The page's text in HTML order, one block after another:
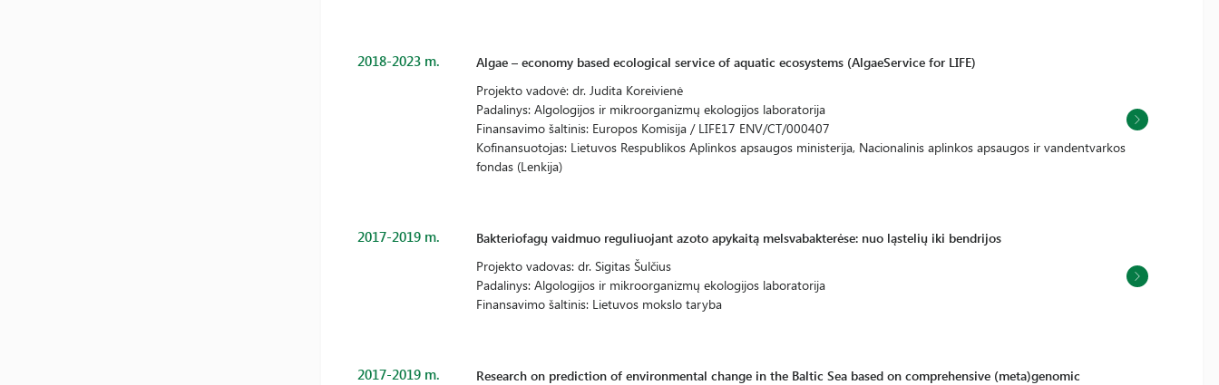
2018-2023 m.
Algae – economy based ecological service of aquatic ecosystems (AlgaeService for LIFE)
Projekto vadovė: dr. Judita Koreivienė
Padalinys: Algologijos ir mikroorganizmų ekologijos laboratorija
Finansavimo šaltinis: Europos Komisija / LIFE17 ENV/CT/000407
Kofinansuotojas: Lietuvos Respublikos Aplinkos apsaugos ministerija, Nacionalinis aplinkos apsaugos ir vandentvarkos
fondas (Lenkija)
2017-2019 m.
Bakteriofagų vaidmuo reguliuojant azoto apykaitą melsvabakterėse: nuo ląstelių iki bendrijos
Projekto vadovas: dr. Sigitas Šulčius
Padalinys: Algologijos ir mikroorganizmų ekologijos laboratorija
Finansavimo šaltinis: Lietuvos mokslo taryba
2017-2019 m.
Research on prediction of environmental change in the Baltic Sea based on comprehensive (meta)genomic